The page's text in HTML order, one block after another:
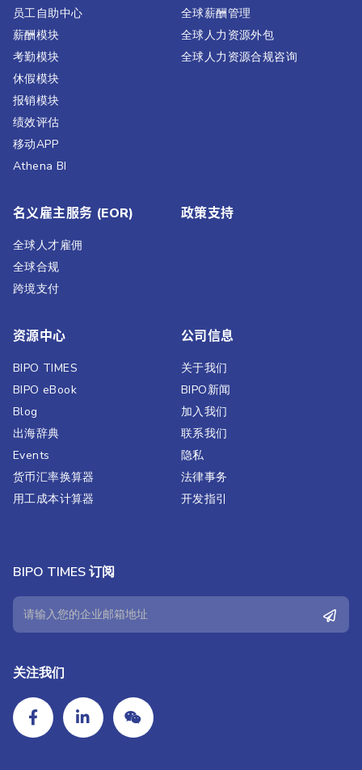
员工自助中心
薪酬模块
考勤模块
休假模块
报销模块
绩效评估​
移动APP
Athena BI
全球薪酬管理
全球人力资源外包
全球人力资源合规咨询
名义雇主服务 (EOR)
全球人才雇佣
全球合规
跨境支付
政策支持
资源中心
BIPO TIMES
BIPO eBook
Blog
出海辞典
Events
货币汇率换算器
用工成本计算器
公司信息
关于我们
BIPO新闻​
加入我们
联系我们
隐私
法律事务
开发指引
BIPO TIMES 订阅
关注我们